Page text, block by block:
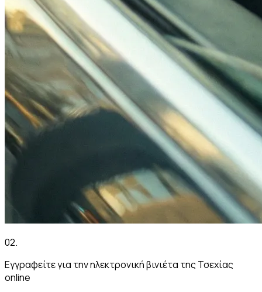
02.
Εγγραφείτε για την ηλεκτρονική βινιέτα της Τσεχίας
online